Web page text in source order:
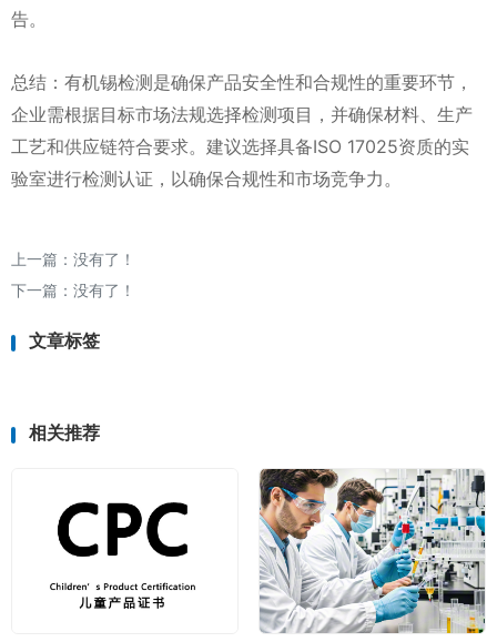
告。
总结：有机锡检测是确保产品安全性和合规性的重要环节，
企业需根据目标市场法规选择检测项目，并确保材料、生产
工艺和供应链符合要求。建议选择具备ISO 17025资质的实
验室进行检测认证，以确保合规性和市场竞争力。
上一篇：没有了！
下一篇：没有了！
文章标签
相关推荐